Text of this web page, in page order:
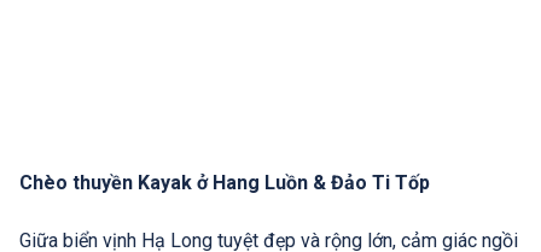
Chèo thuyền Kayak ở Hang Luồn & Đảo Ti Tốp
Giữa biển vịnh Hạ Long tuyệt đẹp và rộng lớn, cảm giác ngồi